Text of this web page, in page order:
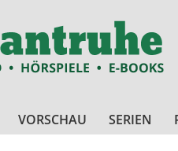
VORSCHAU SERIEN